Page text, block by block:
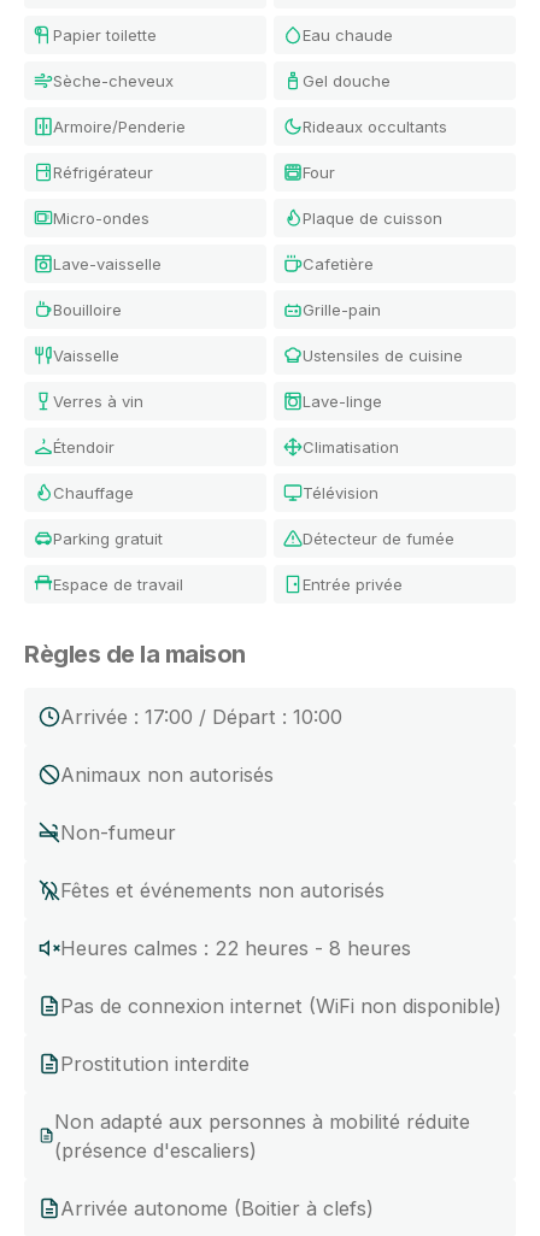
Papier toilette Eau chaude
Sèche-cheveux Gel douche
Armoire/Penderie Rideaux occultants
Réfrigérateur Four
Micro-ondes Plaque de cuisson
Lave-vaisselle Cafetière
Bouilloire Grille-pain
Vaisselle Ustensiles de cuisine
Verres à vin Lave-linge
Étendoir Climatisation
Chauffage Télévision
Parking gratuit Détecteur de fumée
Espace de travail Entrée privée
Règles de la maison
Arrivée : 17:00 / Départ : 10:00
Animaux non autorisés
Non-fumeur
Fêtes et événements non autorisés
Heures calmes : 22 heures - 8 heures
Pas de connexion internet (WiFi non disponible)
Prostitution interdite
Non adapté aux personnes à mobilité réduite
(présence d'escaliers)
Arrivée autonome (Boitier à clefs)